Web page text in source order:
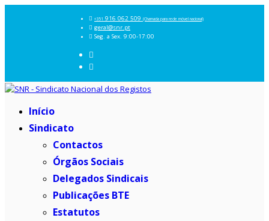
+351 916 062 509 (Chamada para rede móvel nacional)
geral@snr.pt
Seg. a Sex. 9:00-17:00
Início
Sindicato
Contactos
Órgãos Sociais
Delegados Sindicais
Publicações BTE
Estatutos